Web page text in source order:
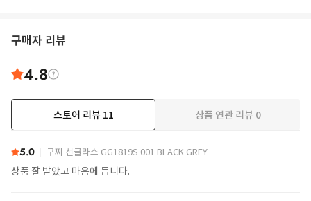
구매자 리뷰
4.8
스토어 리뷰 11 상품 연관 리뷰 0
5.0 구찌 선글라스 GG1819S 001 BLACK GREY
상품 잘 받았고 마음에 듭니다.